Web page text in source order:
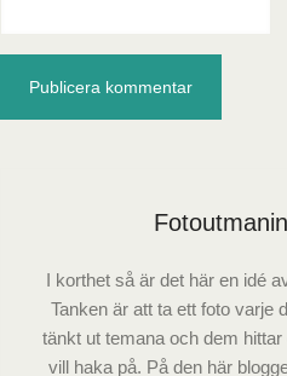
I korthet så är det här en idé
Tanken är att ta ett foto varje
tänkt ut temana och dem hittar
vill haka på. På den här